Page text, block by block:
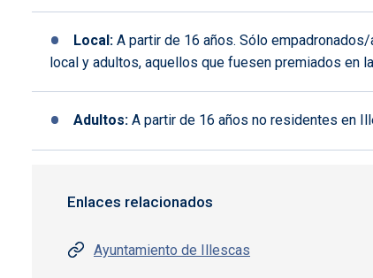
Local: A partir de 16 años. Sólo
local y adultos, aquellos que fuesen premiados en
Adultos: A partir de 16 años no residentes en
Enlaces relacionados
Ayuntamiento de Illescas